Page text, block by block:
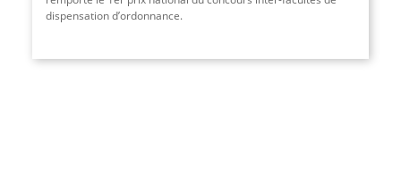
dispensation d’ordonnance.